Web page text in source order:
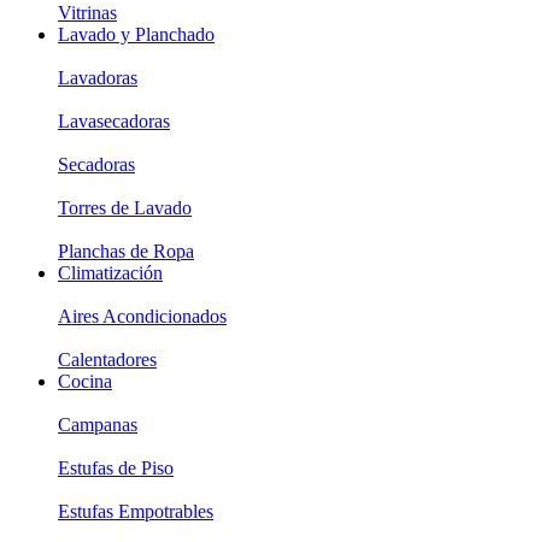
Vitrinas
Lavado y Planchado
Lavadoras
Lavasecadoras
Secadoras
Torres de Lavado
Planchas de Ropa
Climatización
Aires Acondicionados
Calentadores
Cocina
Campanas
Estufas de Piso
Estufas Empotrables